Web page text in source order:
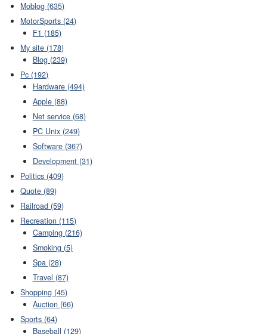
Moblog (635)
MotorSports (24)
F1 (185)
My site (178)
Blog (239)
Pc (192)
Hardware (494)
Apple (88)
Net service (68)
PC Unix (249)
Software (367)
Development (31)
Politics (409)
Quote (89)
Railroad (59)
Recreation (115)
Camping (216)
Smoking (5)
Spa (28)
Travel (87)
Shopping (45)
Auction (66)
Sports (64)
Baseball (129)